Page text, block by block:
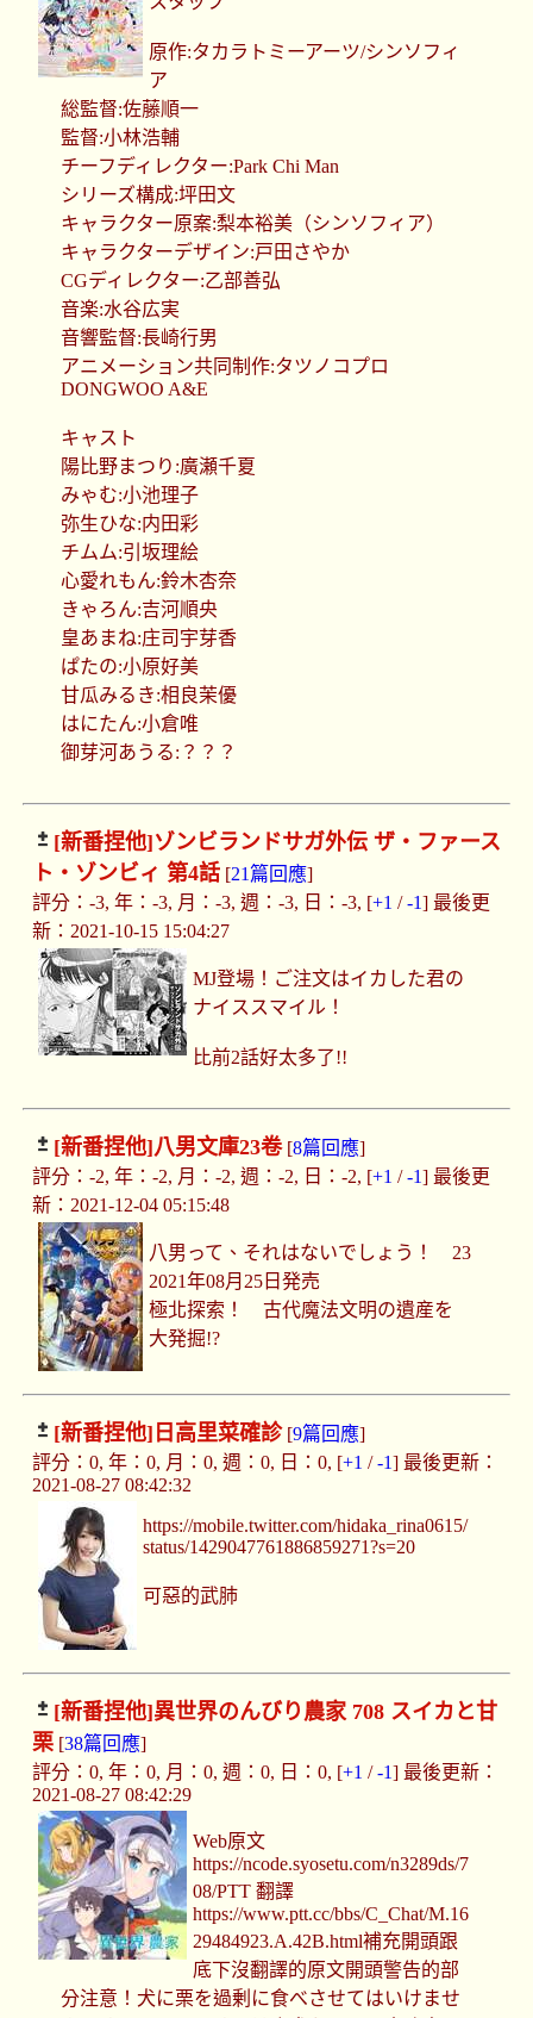
原作:タカラトミーアーツ/シンソフィ
ア
総監督:佐藤順一
監督:小林浩輔
チーフディレクター:Park Chi Man
シリーズ構成:坪田文
キャラクター原案:梨本裕美（シンソフィア）
キャラクターデザイン:戸田さやか
CGディレクター:乙部善弘
音楽:水谷広実
音響監督:長崎行男
アニメーション共同制作:タツノコプロ
DONGWOO A&E
キャスト
陽比野まつり:廣瀬千夏
みゃむ:小池理子
弥生ひな:内田彩
チムム:引坂理絵
心愛れもん:鈴木杏奈
きゃろん:吉河順央
皇あまね:庄司宇芽香
ぱたの:小原好美
甘瓜みるき:相良茉優
はにたん:小倉唯
御芽河あうる:？？？
[新番捏他]ゾンビランドサガ外伝 ザ・ファース
ト・ゾンビィ 第4話[21篇回應]
評分：-3, 年：-3, 月：-3, 週：-3, 日：-3, [+1 /-1] 最後更
新：2021-10-15 15:04:27
MJ登場！ご注文はイカした君の
ナイススマイル！
比前2話好太多了!!
[新番捏他]八男文庫23卷[8篇回應]
評分：-2, 年：-2, 月：-2, 週：-2, 日：-2, [+1 /-1] 最後更
新：2021-12-04 05:15:48
八男って、それはないでしょう！ 23
2021年08月25日発売
極北探索！ 古代魔法文明の遺産を
大発掘!?
[新番捏他] 日高里菜確診[9篇回應]
評分：0, 年：0, 月：0, 週：0, 日：0, [+1 /-1] 最後更新：
2021-08-27 08:42:32
https://mobile.twitter.com/hidaka_rina0615/
status/1429047761886859271?s=20
可惡的武肺
[新番捏他]異世界のんびり農家 708 スイカと甘
栗[38篇回應]
評分：0, 年：0, 月：0, 週：0, 日：0, [+1 /-1] 最後更新：
2021-08-27 08:42:29
Web原文
https://ncode.syosetu.com/n3289ds/7
08/PTT 翻譯
https://www.ptt.cc/bbs/C_Chat/M.16
29484923.A.42B.html補充開頭跟
底下沒翻譯的原文開頭警告的部
分注意！犬に栗を過剰に食べさせてはいけませ